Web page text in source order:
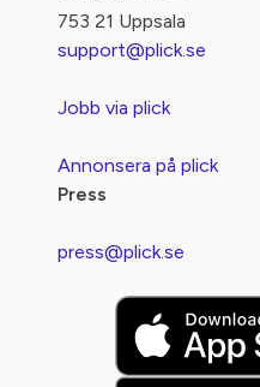
753 21 Uppsala
support@plick.se
Jobb via plick
Annonsera på plick
Press
press@plick.se